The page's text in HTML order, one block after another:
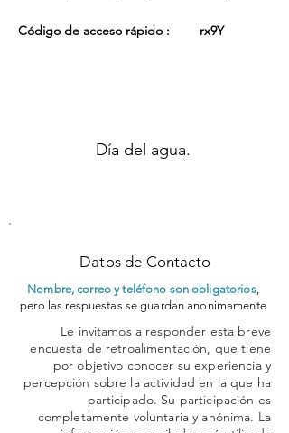
Código de acceso rápido : rx9Y
Día del agua.
Datos de Contacto
Nombre, correo y teléfono son obligatorios,
pero las respuestas se guardan anonimamente
Le invitamos a responder esta breve
encuesta de retroalimentación, que tiene
por objetivo conocer su experiencia y
percepción sobre la actividad en la que ha
participado. Su participación es
completamente voluntaria y anónima. La